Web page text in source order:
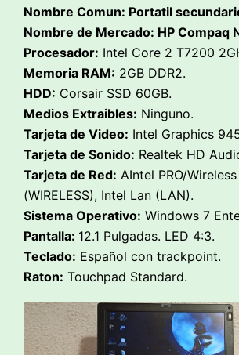
Nombre Comun: Portatil
Nombre de Mercado: HP Compaq
Procesador: Intel Core 2 T7200
Memoria RAM: 2GB DDR2.
HDD: Corsair SSD 60GB.
Medios Extraibles: Ninguno.
Tarjeta de Video: Intel Graphics
Tarjeta de Sonido: Realtek HD
Tarjeta de Red: AIntel PRO/
(WIRELESS), Intel Lan (LAN).
Sistema Operativo: Windows 7
Pantalla: 12.1 Pulgadas. LED 4:3.
Teclado: Español con trackpoint.
Raton: Touchpad Standard.